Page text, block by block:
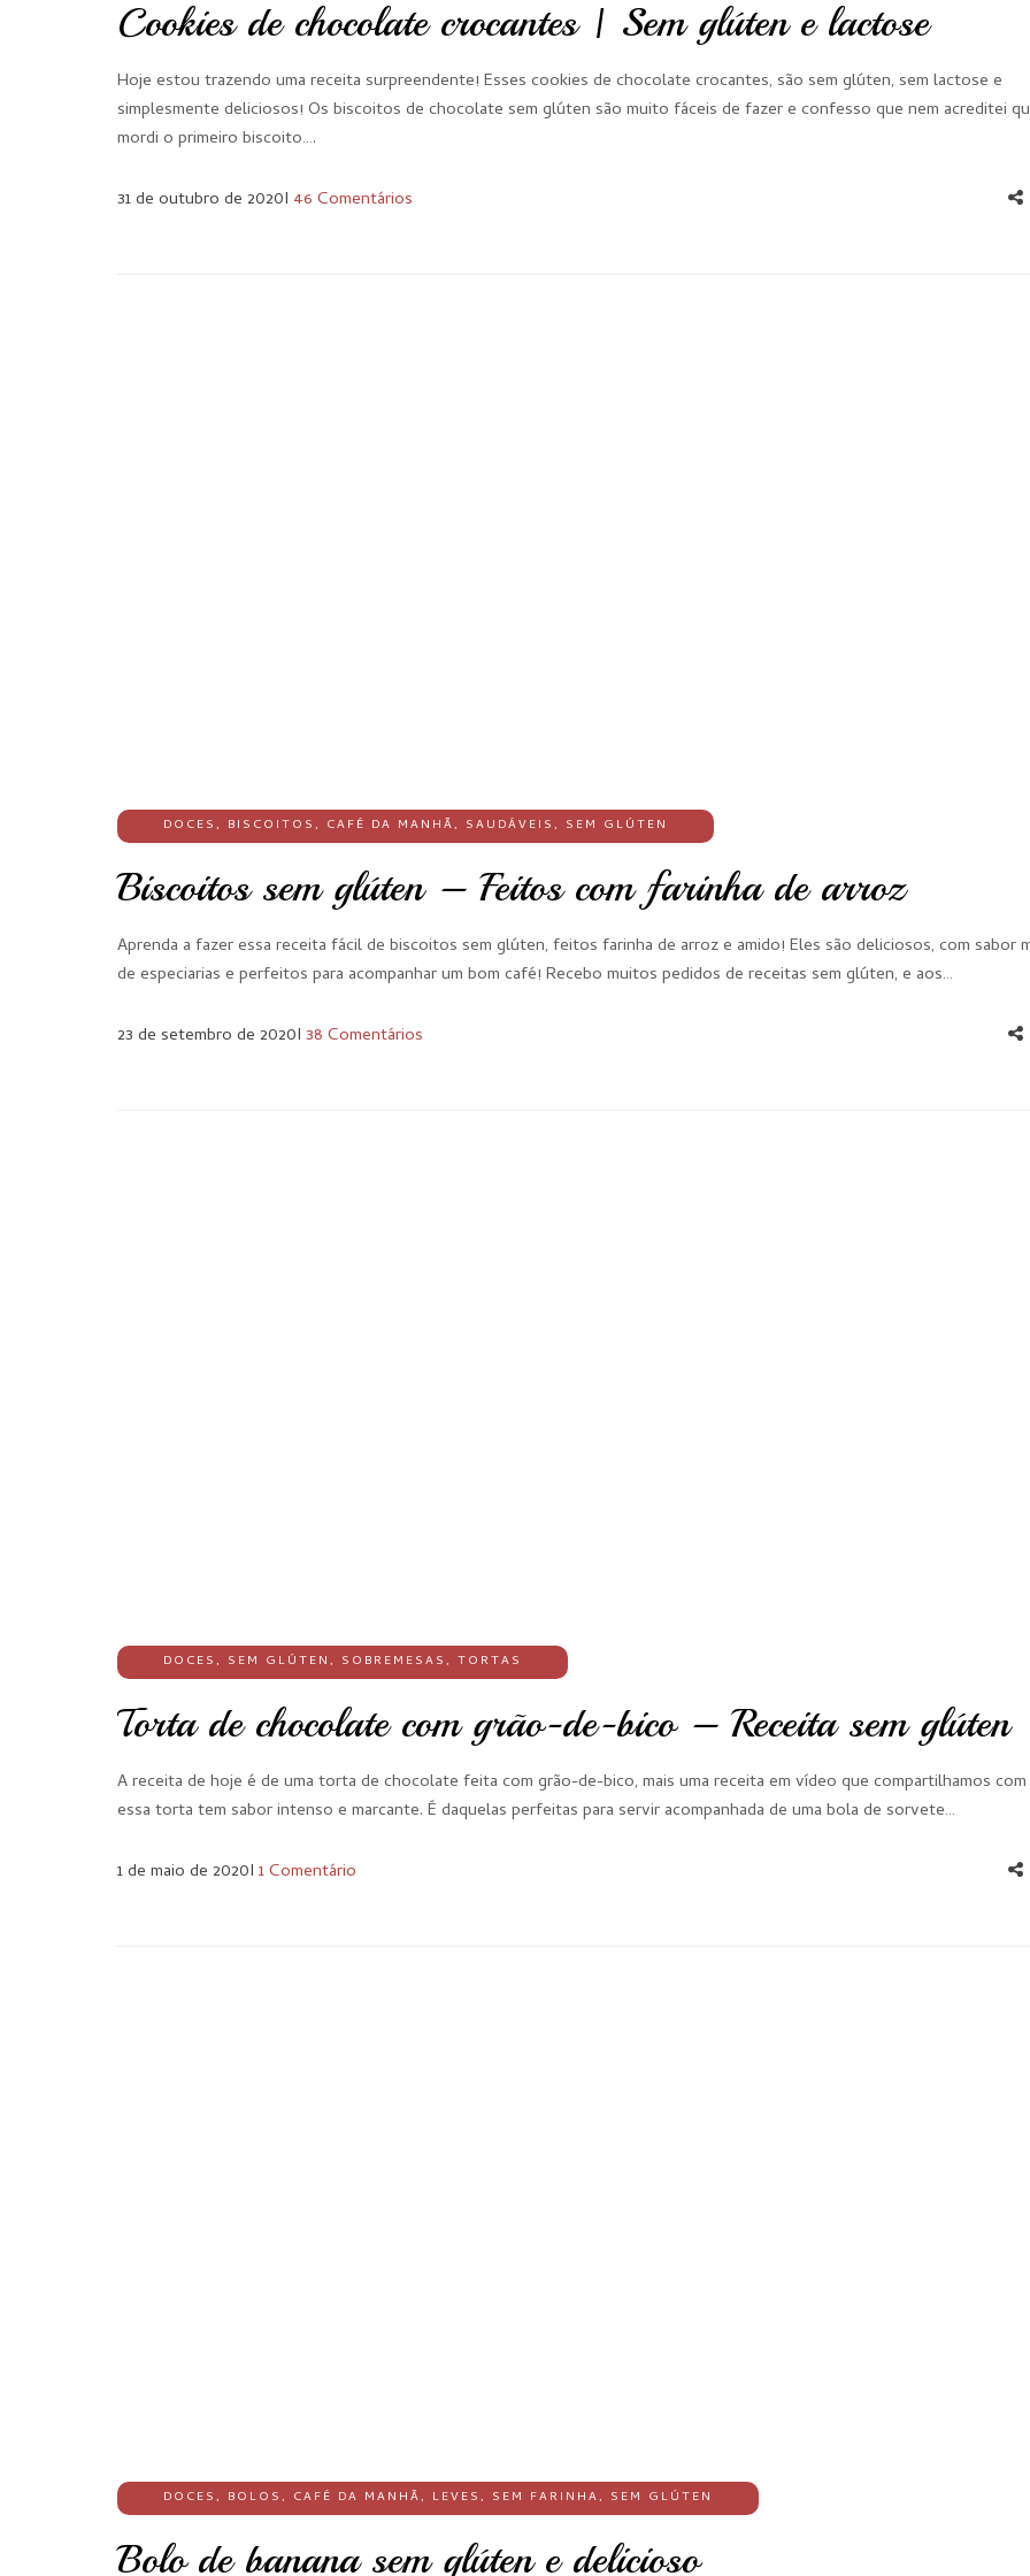
Cookies de chocolate crocantes | Sem glúten e lactose
Hoje estou trazendo uma receita surpreendente! Esses cookies de chocolate crocantes, são sem glúten, sem lactose e
simplesmente deliciosos! Os biscoitos de chocolate sem glúten são muito fáceis de fazer e confesso que nem acreditei
mordi o primeiro biscoito….
31 de outubro de 2020I 46 Comentários
DOCES, BISCOITOS, CAFÉ DA MANHÃ, SAUDÁVEIS, SEM GLÚTEN
Biscoitos sem glúten – Feitos com farinha de arroz
Aprenda a fazer essa receita fácil de biscoitos sem glúten, feitos farinha de arroz e amido! Eles são deliciosos, com sabor
de especiarias e perfeitos para acompanhar um bom café! Recebo muitos pedidos de receitas sem glúten, e aos…
23 de setembro de 2020I 38 Comentários
DOCES, SEM GLÚTEN, SOBREMESAS, TORTAS
Torta de chocolate com grão-de-bico – Receita sem glúten
A receita de hoje é de uma torta de chocolate feita com grão-de-bico, mais uma receita em vídeo que compartilhamos
essa torta tem sabor intenso e marcante. É daquelas perfeitas para servir acompanhada de uma bola de sorvete…
1 de maio de 2020I 1 Comentário
DOCES, BOLOS, CAFÉ DA MANHÃ, LEVES, SEM FARINHA, SEM GLÚTEN
Bolo de banana sem glúten e delicioso